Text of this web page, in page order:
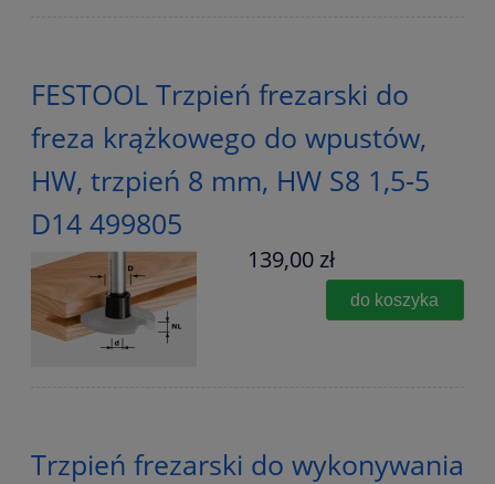
FESTOOL Trzpień frezarski do
freza krążkowego do wpustów,
HW, trzpień 8 mm, HW S8 1,5-5
D14 499805
139,00 zł
do koszyka
Trzpień frezarski do wykonywania